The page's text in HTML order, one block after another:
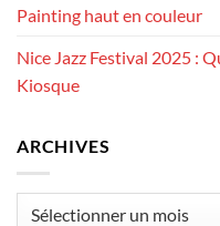
Painting haut en couleur
Nice Jazz Festival 2025 :
Kiosque
ARCHIVES